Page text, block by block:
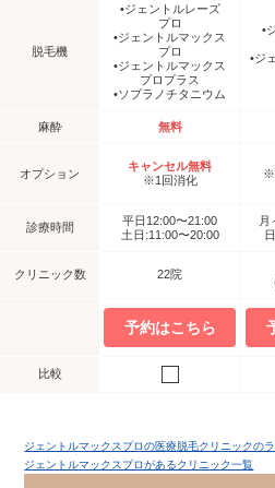
脱毛機
•ジェントルレーズ
プロ
•ジェントルマックス
プロ
•ジェントルマックス
プロプラス
•ソプラノチタニウム
•
•ジ
麻酔 無料
オプション
キャンセル無料
※1回消化
※
診療時間
平日12:00〜21:00
土日:11:00〜20:00
月
クリニック数 22院
予約はこちら
比較
ジェントルマックスプロの医療脱毛クリニックの
ジェントルマックスプロがあるクリニック一覧